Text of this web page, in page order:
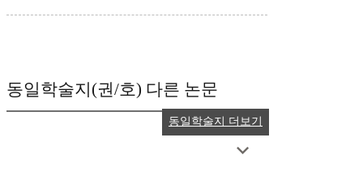
동일학술지(권/호) 다른 논문
동일학술지 더보기